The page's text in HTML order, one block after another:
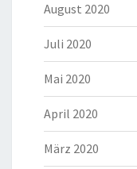
August 2020
Juli 2020
Mai 2020
April 2020
März 2020